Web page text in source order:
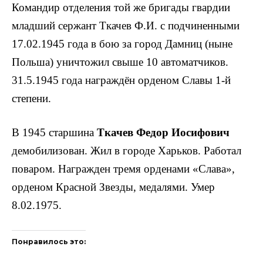
Ко­мандир отделения той же бригады гвардии
младший сержант Ткачев Ф.И. с подчиненными
17.02.1945 года в бою за город Дамниц (ныне
Польша) уничтожил свыше 10 авто­матчиков.
31.5.1945 года награждён орденом Славы 1-й
степени.
В 1945 старшина Ткачев Федор Иосифович
демобилизован. Жил в городе Харьков. Работал
поваром. Награжден тремя орденами «Слава»,
орденом Красной Звезды, медаля­ми. Умер
8.02.1975.
Понравилось это: